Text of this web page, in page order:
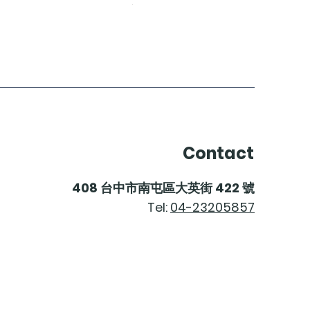
Contact
408 台中市南屯區大英街422 號
Tel: 04-23205857